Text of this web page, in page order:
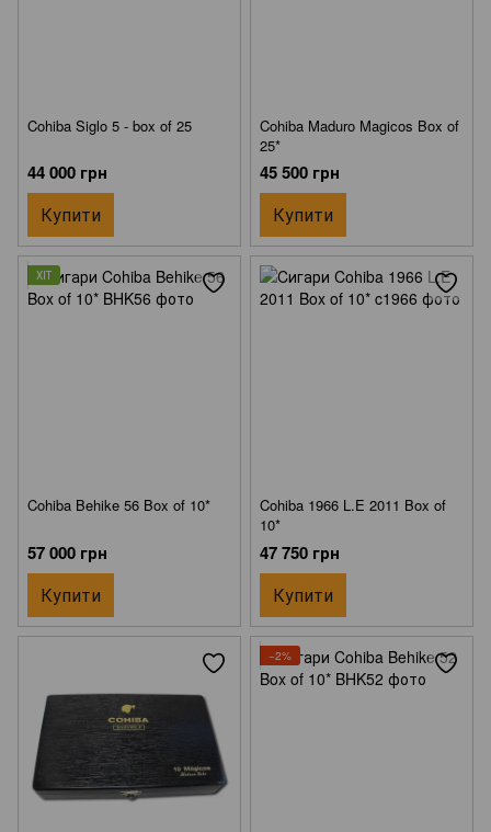
Cohiba Siglo 5 - box of 25
44 000 грн
Купити
Cohiba Maduro Magicos Box of
25*
45 500 грн
Купити
ХІТ
Cohiba Behike 56 Box of 10*
57 000 грн
Купити
Cohiba 1966 L.E 2011 Box of
10*
47 750 грн
Купити
−2%